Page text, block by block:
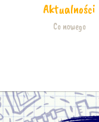
Aktualności
Co nowego